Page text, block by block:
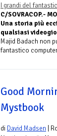
I grandi del
C/SOVRACOP.-
Una storia più
qualsiasi
Majid Badach non
fantastico
Good
Mystbook
di David Madsen |